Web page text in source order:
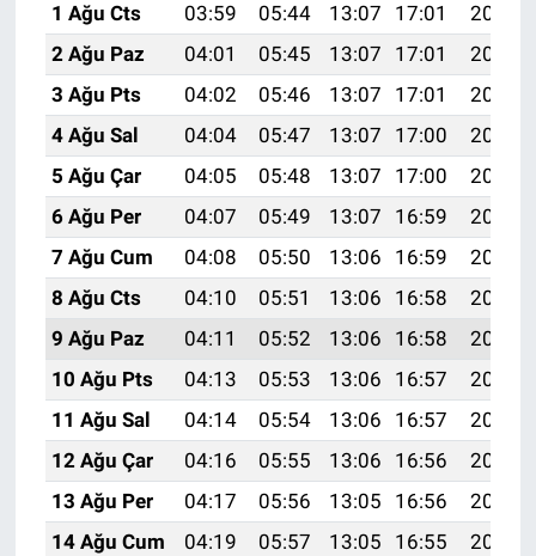
1 Ağu Cts
03:59 05:44 13:07 17:01
20:20
2 Ağu Paz
04:01 05:45 13:07 17:01
20:19
3 Ağu Pts
04:02 05:46 13:07 17:01
20:18
4 Ağu Sal
04:04 05:47 13:07 17:00
20:17
5 Ağu Çar
04:05 05:48 13:07 17:00
20:15
6 Ağu Per
04:07 05:49 13:07 16:59
20:14
7 Ağu Cum
04:08 05:50 13:06 16:59
20:13
8 Ağu Cts
04:10 05:51 13:06 16:58
20:12
9 Ağu Paz
04:11 05:52 13:06 16:58
20:10
10 Ağu Pts
04:13 05:53 13:06 16:57
20:09
11 Ağu Sal
04:14 05:54 13:06 16:57
20:08
12 Ağu Çar
04:16 05:55 13:06 16:56
20:07
13 Ağu Per
04:17 05:56 13:05 16:56
20:05
14 Ağu Cum
04:19 05:57 13:05 16:55
20:04